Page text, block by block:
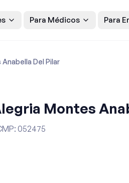
Para Médicos Para
Del Pilar
Montes
: 052475